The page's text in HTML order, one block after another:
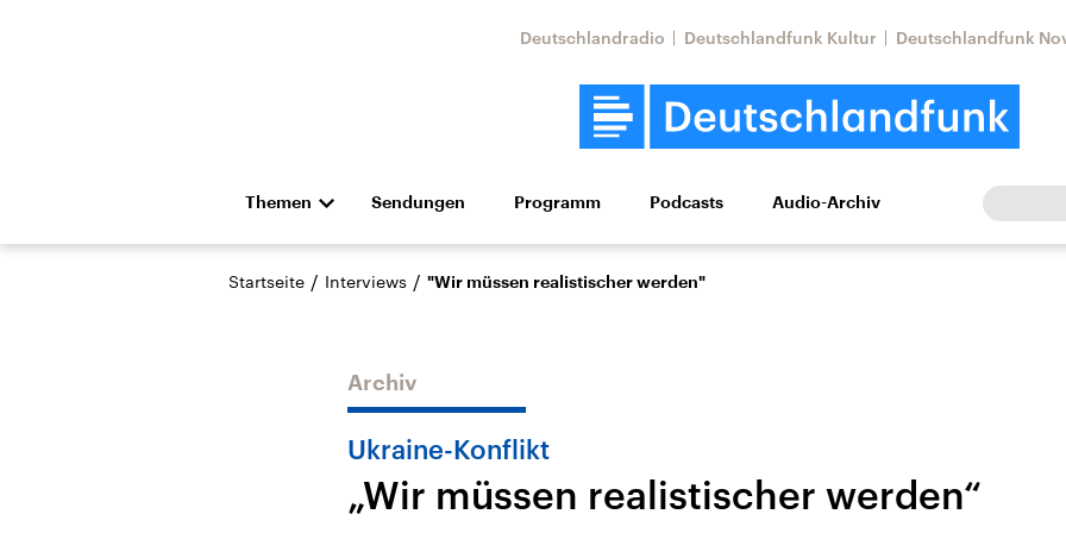
Deutschlandradio Deutschlandfunk Kultur Deutschlandfunk
Themen
Die Nachrichten Politik Wirtschaft Wissen Kultur Europa
Hörspiel und Feature Musik
Landtagswahl Sachsen-
Anhalt 2026
USA
Nahostkonflikt
Iran
Sendungen Programm Podcasts Audio-Archiv
Startseite / Interviews / "Wir müssen realistischer werden"
Archiv
Ukraine-Konflikt
„Wir müssen realistischer werden“